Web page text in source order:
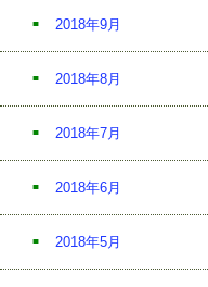
2018年9月
2018年8月
2018年7月
2018年6月
2018年5月